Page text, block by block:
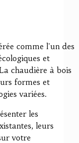
comme l'un des
et
chaudière à bois
formes et
variées.
les
leurs
votre